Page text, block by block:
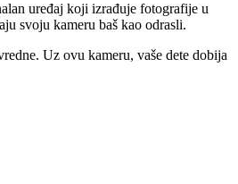
uređaj koji izrađuje fotografije u
svoju kameru baš kao odrasli.
Uz ovu kameru, vaše dete dobija